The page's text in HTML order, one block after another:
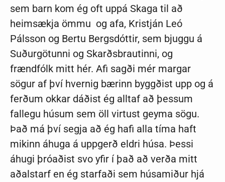
sem barn kom ég oft uppá Skaga til að
heimsækja ömmu og afa, Kristján Leó
Pálsson og Bertu Bergsdóttir, sem bjuggu á
Suðurgötunni og Skarðsbrautinni, og
frændfólk mitt hér. Afi sagði mér margar
sögur af því hvernig bærinn byggðist upp og á
ferðum okkar dáðist ég alltaf að þessum
fallegu húsum sem öll virtust geyma sögu.
Það má því segja að ég hafi alla tíma haft
mikinn áhuga á uppgerð eldri húsa. Þessi
áhugi þróaðist svo yfir í það að verða mitt
aðalstarf en ég starfaði sem húsamiður hjá